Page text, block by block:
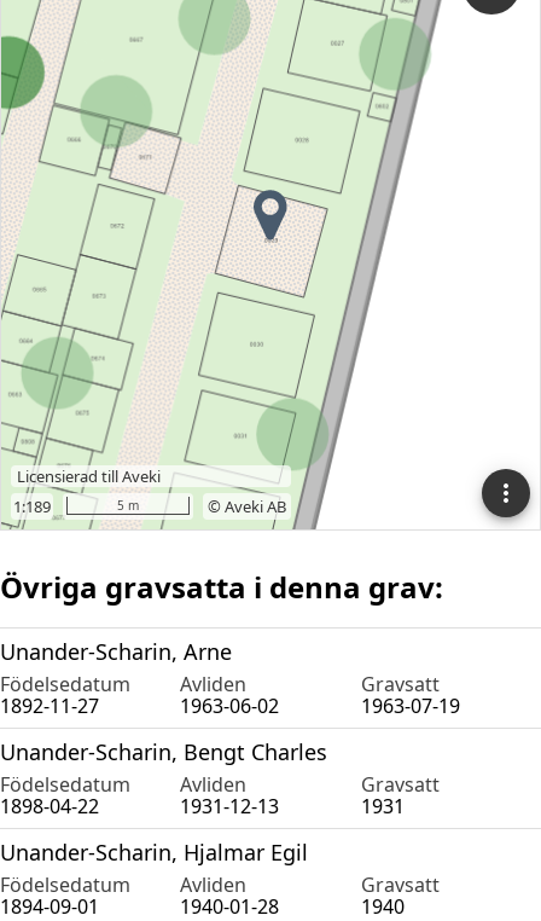
Övriga gravsatta i denna grav:
Unander-Scharin, Arne
Födelsedatum Avliden
Gravsatt
1892-11-27
1963-06-02 1963-07-19
Unander-Scharin, Bengt Charles
Födelsedatum Avliden
Gravsatt
1898-04-22
1931-12-13 1931
Unander-Scharin, Hjalmar Egil
Födelsedatum Avliden
Gravsatt
1894-09-01
1940-01-28 1940